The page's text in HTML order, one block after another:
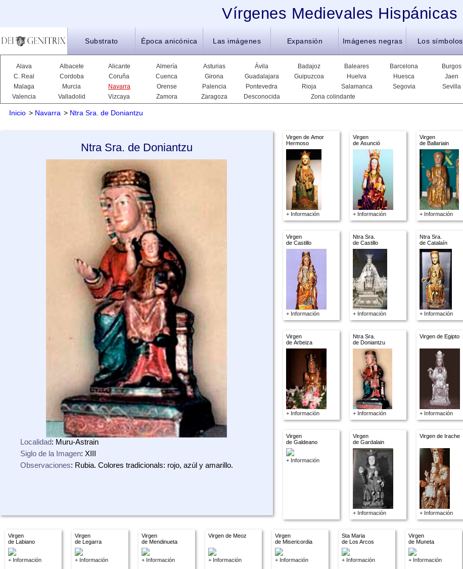
Vírgenes Medievales Hispánicas
Substrato Época anicónica Las imágenes Expansión Imágenes negras Los símbolos
Alava Albacete Alicante Almería Asturias Ávila Badajoz Baleares Barcelona Burgos
C. Real
Cordoba Coruña Cuenca Girona Guadalajara Guipuzcoa Huelva Huesca Jaen
Malaga
Murcia Navarra Orense Palencia Pontevedra Rioja Salamanca Segovia Sevilla
Valencia
Valladolid Vizcaya Zamora Zaragoza Desconocida Zona colindante
Inicio > Navarra > Ntra Sra. de Doniantzu
Ntra Sra. de Doniantzu
Localidad: Muru-Astrain
Siglo de la Imagen: XIII
Observaciones: Rubia. Colores tradicionals: rojo, azúl y amarillo.
Virgen de Amor
Hermoso
+ Información
Virgen
de Asunció
+ Información
Virgen
de Ballariain
+ Información
Virgen
de Castillo
+ Información
Ntra Sra.
de Castillo
+ Información
Ntra Sra.
de Catalaín
+ Información
Virgen
de Arbeiza
+ Información
Ntra Sra.
de Doniantzu
+ Información
Virgen de Egipto
+ Información
Virgen
de Galdeano
+ Información
Virgen
de Gardalain
+ Información
Virgen de Irache
+ Información
Virgen
de Labiano
+ Información
Virgen
de Legarra
+ Información
Virgen
de Mendinueta
+ Información
Virgen de Meoz
+ Información
Virgen
de Misericordia
+ Información
Sta Maria
de Los Arcos
+ Información
Virgen
de Muneta
+ Información